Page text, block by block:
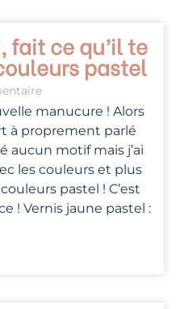
fait ce qu’il te
pastel
manucure ! Alors
à proprement parlé
aucun motif mais j’ai
les couleurs et plus
pastel ! C’est
! Vernis jaune pastel :